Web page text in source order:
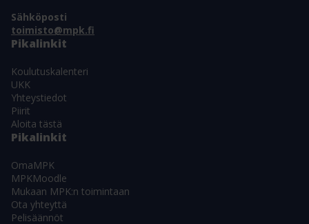
Sähköposti
toimisto@mpk.fi
Pikalinkit
Koulutuskalenteri
UKK
Yhteystiedot
Piirit
Aloita tästä
Pikalinkit
OmaMPK
MPKMoodle
Mukaan MPK:n toimintaan
Ota yhteyttä
Pelisäännöt